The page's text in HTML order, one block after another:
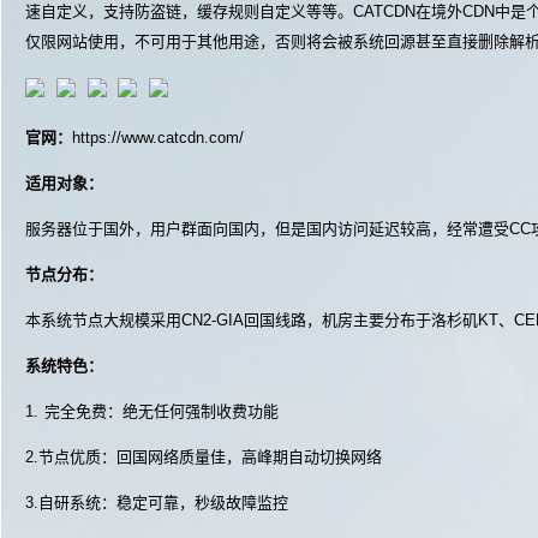
速自定义，支持防盗链，缓存规则自定义等等。CATCDN在境外CDN中
仅限网站使用，不可用于其他用途，否则将会被系统回源甚至直接删除解
官网： https://www.catcdn.com/
适用对象：
服务器位于国外，用户群面向国内，但是国内访问延迟较高，经常遭受
节点分布：
本系统节点大规模采用CN2-GIA回国线路，机房主要分布于洛杉矶KT、
系统特色：
1. 完全免费：绝无任何强制收费功能
2.节点优质：回国网络质量佳，高峰期自动切换网络
3.自研系统：稳定可靠，秒级故障监控